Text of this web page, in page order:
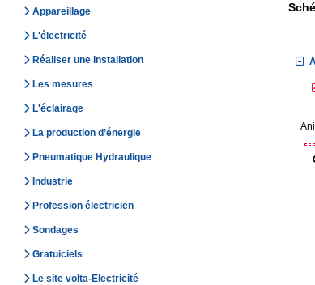
Appareillage
L'électricité
Réaliser une installation
Les mesures
L'éclairage
La production d’énergie
Pneumatique Hydraulique
Industrie
Profession électricien
Sondages
Gratuiciels
Le site volta-Electricité